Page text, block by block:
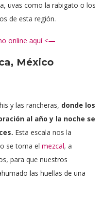
uvas como la rabigato o los
de esta región.
online aquí <—
México
y las rancheras, donde los
al año y la noche se
Esta escala nos la
se toma el mezcal, a
para que nuestros
las huellas de una